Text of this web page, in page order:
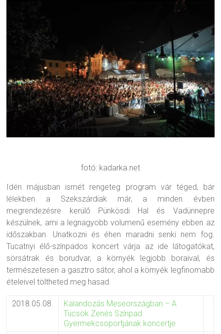
fotó: kadarka.net
Idén májusban ismét rengeteg program vár téged, bár
lélekben a Szekszárdiak már, a minden évben
megrendezésre kerülő Pünkösdi Hal és Vadünnepre
készülnek, ami a legnagyobb volumenű esemény ebben az
időszakban. Unatkozni és éhen maradni senki nem fog.
Tucatnyi élő-színpados koncert várja az ide látogatókat,
sörsátrak és borudvar, a környék legjobb boraival, és
természetesen a gasztro sátor, ahol a környék legfinomabb
ételeivel töltheted meg hasad.
2018.05.08.
Kalandozás Meseországban – A
Tücsök Zenés Színpad
Gyermekcsoportjának koncertje